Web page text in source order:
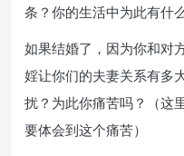
条？你的生活中为此有什
如果结婚了，因为你和对
婬让你们的夫妻关系有多
扰？为此你痛苦吗？（这
要体会到这个痛苦）